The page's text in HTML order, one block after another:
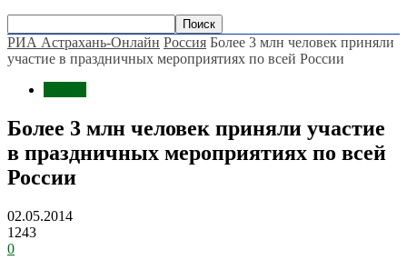
РИА Астрахань-Онлайн Россия Более 3 млн человек приняли
участие в праздничных мероприятиях по всей России
Более 3 млн человек приняли участие
в праздничных мероприятиях по всей
России
02.05.2014
1243
0